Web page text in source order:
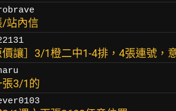
/站內信
價讓］3/1橙二中1-4排，4張連號，
張3/1的